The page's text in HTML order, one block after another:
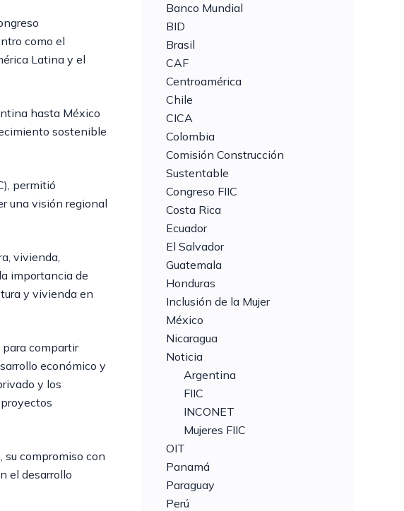
como el
Latina y el
hasta México
sostenible
permitió
una visión regional
vivienda,
importancia de
y vivienda en
para compartir
económico y
y los
su compromiso con
el desarrollo
Banco Mundial
BID
Brasil
CAF
Centroamérica
Chile
CICA
Colombia
Comisión Construcción
Sustentable
Congreso FIIC
Costa Rica
Ecuador
El Salvador
Guatemala
Honduras
Inclusión de la Mujer
México
Nicaragua
Noticia
Argentina
FIIC
INCONET
Mujeres FIIC
OIT
Panamá
Paraguay
Perú